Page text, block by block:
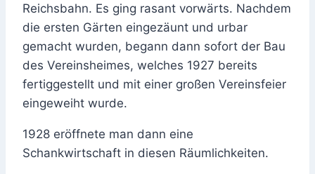
Reichsbahn. Es ging rasant vorwärts. Nachdem
die ersten Gärten eingezäunt und urbar
gemacht wurden, begann dann sofort der Bau
des Vereinsheimes, welches 1927 bereits
fertiggestellt und mit einer großen Vereinsfeier
eingeweiht wurde.
1928 eröffnete man dann eine
Schankwirtschaft in diesen Räumlichkeiten.